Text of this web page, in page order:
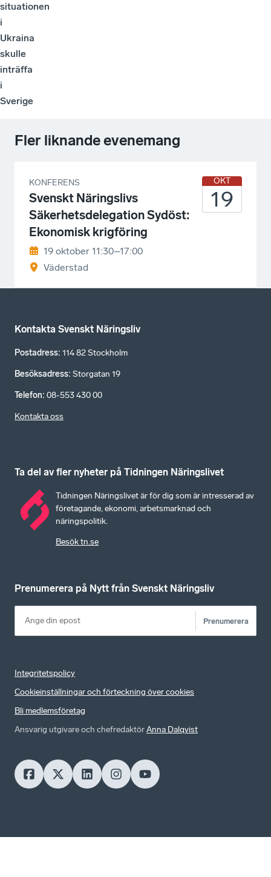
situationen
i
Ukraina
skulle
inträffa
i
Sverige
Fler liknande evenemang
KONFERENS
Svenskt Näringslivs
Säkerhetsdelegation Sydöst:
Ekonomisk krigföring
19 oktober 11:30–17:00
Väderstad
OKT
19
Kontakta Svenskt Näringsliv
Postadress: 114 82 Stockholm
Besöksadress: Storgatan 19
Telefon: 08-553 430 00
Kontakta oss
Ta del av fler nyheter på Tidningen Näringslivet
Tidningen Näringslivet är för dig som är intresserad av
företagande, ekonomi, arbetsmarknad och
näringspolitik.
Besök tn.se
Prenumerera på Nytt från Svenskt Näringsliv
Prenumerera
Integritetspolicy
Cookieinställningar och förteckning över cookies
Bli medlemsföretag
Ansvarig utgivare och chefredaktörAnna Dalqvist